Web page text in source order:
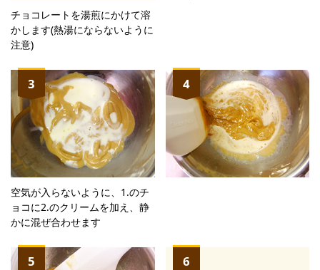
チョコレートを湯煎にかけて溶
かします(熱湯にならないように
注意)
3
空気が入らないように、1.のチ
ョコに2.のクリームを加え、静
かに混ぜ合わせます
4
5 6